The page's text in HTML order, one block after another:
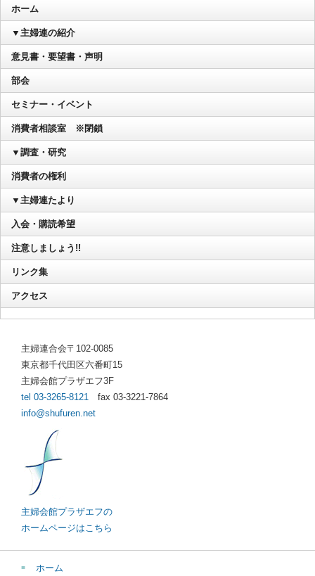
ホーム
▼主婦連の紹介
意見書・要望書・声明
部会
セミナー・イベント
消費者相談室 ※閉鎖
▼調査・研究
消費者の権利
▼主婦連たより
入会・購読希望
注意しましょう!!
リンク集
アクセス
主婦連合会〒102-0085
東京都千代田区六番町15
主婦会館プラザエフ3F
tel 03-3265-8121
fax 03-3221-7864
info@shufuren.net
主婦会館プラザエフの
ホームページはこちら
ホーム